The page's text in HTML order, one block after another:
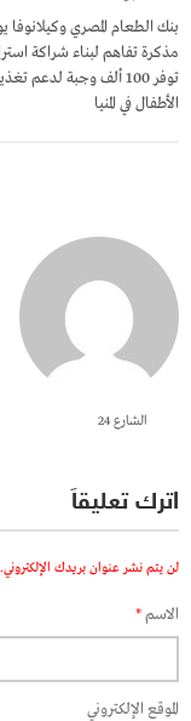
المقالات
بنك الطعام المصري وكيلانوفا
مذكرة تفاهم لبناء شراكة
توفر 100 ألف وجبة لدعم
الأطفال في المنيا
الشارع 24
اترك تعليقاً
لن يتم نشر عنوان بريدك الإلكتروني.
الاسم*
الموقع الإلكتروني